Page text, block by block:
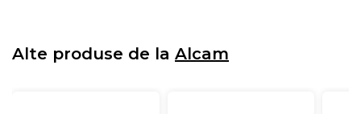
Alte produse de la Alcam